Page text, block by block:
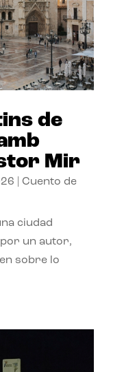
de
Mir
Cuento de
ciudad
por un autor,
sobre lo